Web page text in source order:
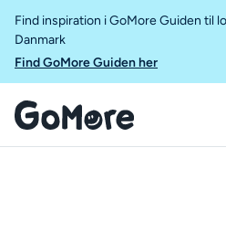
Find inspiration i GoMore Guiden til
Danmark
Find GoMore Guiden her